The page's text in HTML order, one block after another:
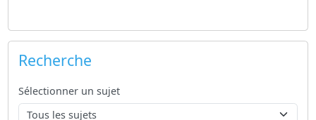
Recherche
Sélectionner un sujet